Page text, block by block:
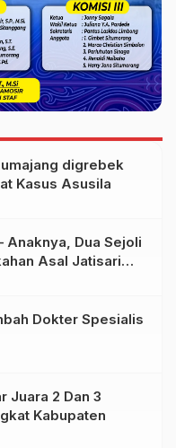
digrebek
Kasus Asusila
Anaknya, Dua Sejoli
Asal Jatisari
dan Maospati
Dokter Spesialis
Juara 2 Dan 3
Kabupaten